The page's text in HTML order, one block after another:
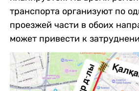
транспорта организуют по
проезжей части в обоих
может привести к